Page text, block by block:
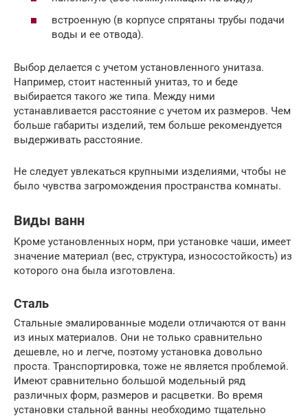
встроенную (в корпусе спрятаны трубы подачи
воды и ее отвода).
Выбор делается с учетом установленного унитаза.
Например, стоит настенный унитаз, то и беде
выбирается такого же типа. Между ними
устанавливается расстояние с учетом их размеров. Чем
больше габариты изделий, тем больше рекомендуется
выдерживать расстояние.
Не следует увлекаться крупными изделиями, чтобы не
было чувства загромождения пространства комнаты.
Виды ванн
Кроме установленных норм, при установке чаши, имеет
значение материал (вес, структура, износостойкость) из
которого она была изготовлена.
Сталь
Стальные эмалированные модели отличаются от ванн
из иных материалов. Они не только сравнительно
дешевле, но и легче, поэтому установка довольно
проста. Транспортировка, тоже не является проблемой.
Имеют сравнительно большой модельный ряд
различных форм, размеров и расцветки. Во время
установки стальной ванны необходимо тщательно